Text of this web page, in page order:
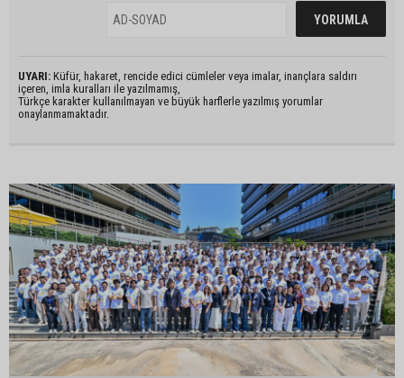
UYARI: Küfür, hakaret, rencide edici cümleler veya imalar, inançlara saldırı
içeren, imla kuralları ile yazılmamış,
Türkçe karakter kullanılmayan ve büyük harflerle yazılmış yorumlar
onaylanmamaktadır.